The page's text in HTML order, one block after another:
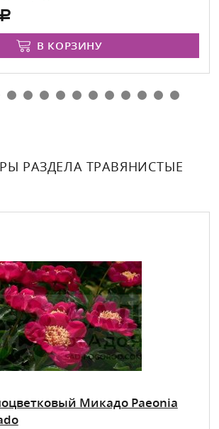
В КОРЗИНУ
РАЗДЕЛА ТРАВЯНИСТЫЕ
Микадо Paeonia